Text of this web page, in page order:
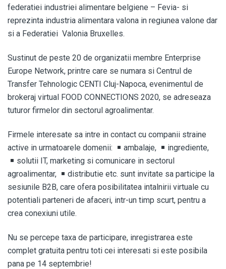
federatiei industriei alimentare belgiene – Fevia- si
reprezinta industria alimentara valona in regiunea valone dar
si a Federatiei Valonia Bruxelles.
Sustinut de peste 20 de organizatii membre Enterprise
Europe Network, printre care se numara si Centrul de
Transfer Tehnologic CENTI Cluj-Napoca, evenimentul de
brokeraj virtual FOOD CONNECTIONS 2020, se adreseaza
tuturor firmelor din sectorul agroalimentar.
Firmele interesate sa intre in contact cu companii straine
active in urmatoarele domenii:
ambalaje,
ingrediente,
solutii IT, marketing si comunicare in sectorul
agroalimentar,
distributie etc. sunt invitate sa participe la
sesiunile B2B, care ofera posibilitatea intalnirii virtuale cu
potentiali parteneri de afaceri, intr-un timp scurt, pentru a
crea conexiuni utile.
Nu se percepe taxa de participare, inregistrarea este
complet gratuita pentru toti cei interesati si este posibila
pana pe 14 septembrie!